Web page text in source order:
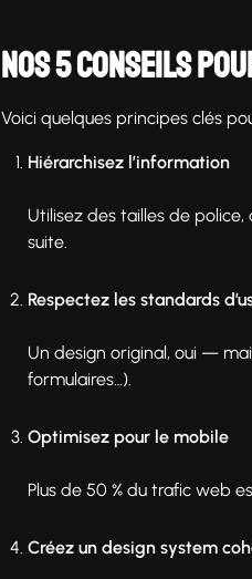
Nos 5 conseils
Voici quelques principes clés
Hiérarchisez l’information
Utilisez des tailles de
suite.
Respectez les standards
Un design original, oui —
formulaires…).
Optimisez pour le mobile
Plus de 50 % du trafic web
Créez un design system